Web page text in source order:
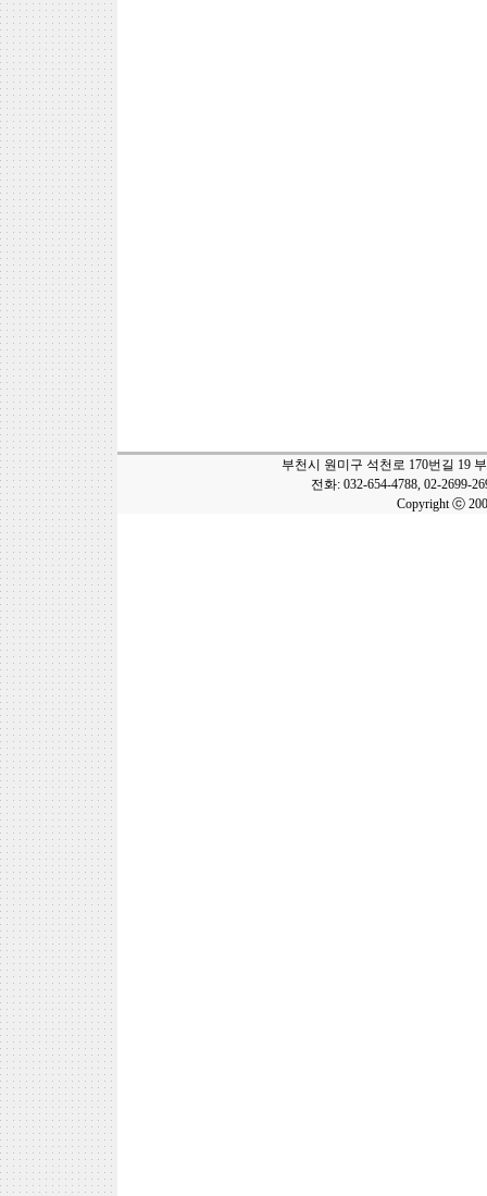
부천시 원미구 석천로 170번길 19
전화: 032-654-4788, 02-2699-
Copyright ⓒ